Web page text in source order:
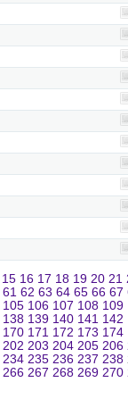
15 16 17 18 19 20 21
61 62 63 64 65 66 67
105 106 107 108 109
138 139 140 141 142
170 171 172 173 174
202 203 204 205 206
234 235 236 237 238
266 267 268 269 270